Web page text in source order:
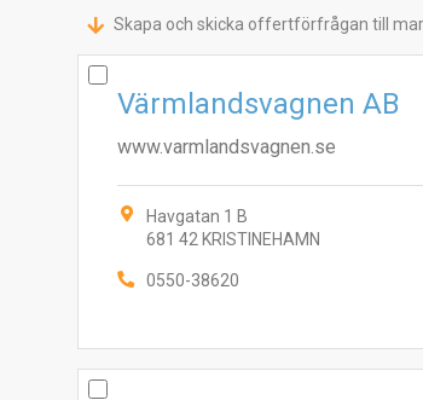
Skapa och skicka offertförfrågan till
Värmlandsvagnen AB
www.varmlandsvagnen.se
Havgatan 1 B
681 42 KRISTINEHAMN
0550-38620